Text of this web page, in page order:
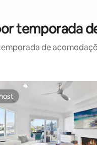
temporada
de